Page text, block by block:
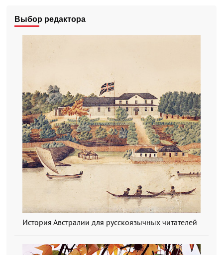
Выбор редактора
История Австралии для русскоязычных читателей